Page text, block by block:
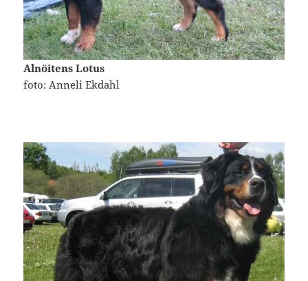
Alnöitens Lotus
foto: Anneli Ekdahl